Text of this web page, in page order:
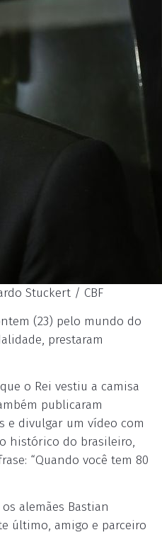
Stuckert / CBF
(23) pelo mundo do
prestaram
o Rei vestiu a camisa
publicaram
e divulgar um vídeo com
histórico do brasileiro,
“Quando você tem 80
alemães Bastian
último, amigo e parceiro